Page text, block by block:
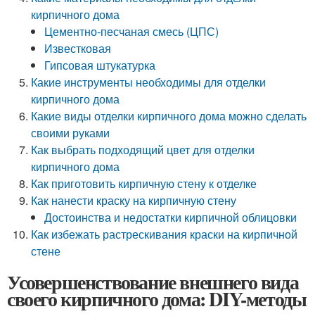
кирпичного дома
Цементно-песчаная смесь (ЦПС)
Известковая
Гипсовая штукатурка
Какие инструменты необходимы для отделки
кирпичного дома
Какие виды отделки кирпичного дома можно сделать
своими руками
Как выбрать подходящий цвет для отделки
кирпичного дома
Как приготовить кирпичную стену к отделке
Как нанести краску на кирпичную стену
Достоинства и недостатки кирпичной облицовки
Как избежать растрескивания краски на кирпичной
стене
Усовершенствование внешнего вида
своего кирпичного дома: DIY-методы